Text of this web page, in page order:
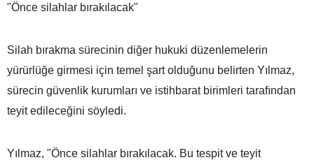
"Önce silahlar bırakılacak"
Silah bırakma sürecinin diğer hukuki düzenlemelerin
yürürlüğe girmesi için temel şart olduğunu belirten Yılmaz,
sürecin güvenlik kurumları ve istihbarat birimleri tarafından
teyit edileceğini söyledi.
Yılmaz, "Önce silahlar bırakılacak. Bu tespit ve teyit